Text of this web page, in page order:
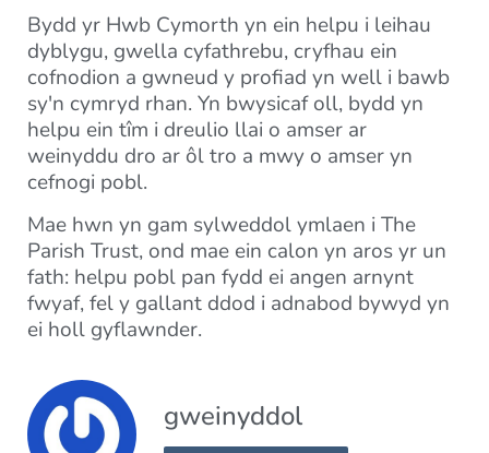
Bydd yr Hwb Cymorth yn ein helpu i leihau
dyblygu, gwella cyfathrebu, cryfhau ein
cofnodion a gwneud y profiad yn well i bawb
sy'n cymryd rhan. Yn bwysicaf oll, bydd yn
helpu ein tîm i dreulio llai o amser ar
weinyddu dro ar ôl tro a mwy o amser yn
cefnogi pobl.
Mae hwn yn gam sylweddol ymlaen i The
Parish Trust, ond mae ein calon yn aros yr un
fath: helpu pobl pan fydd ei angen arnynt
fwyaf, fel y gallant ddod i adnabod bywyd yn
ei holl gyflawnder.
gweinyddol